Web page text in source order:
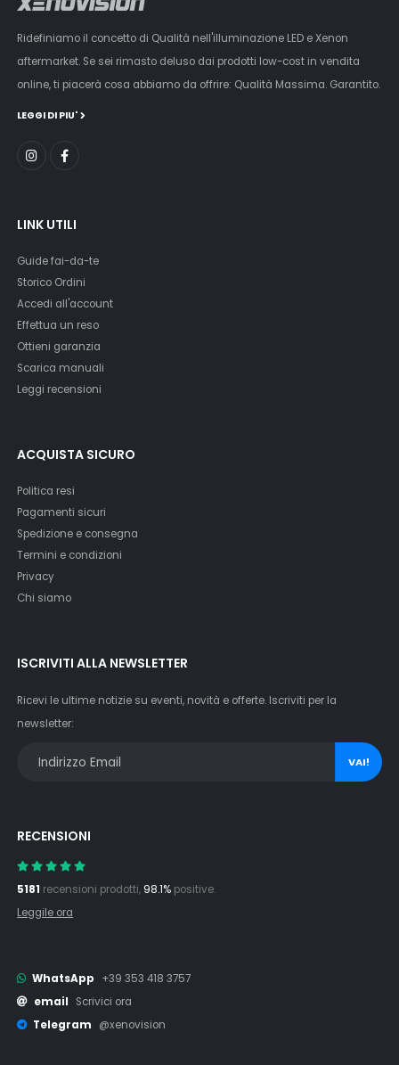
Ridefiniamo il concetto di Qualità nell'illuminazione LED e Xenon
aftermarket. Se sei rimasto deluso dai prodotti low-cost in vendita
online, ti piacerà cosa abbiamo da offrire: Qualità Massima. Garantito.
LEGGI DI PIU'
LINK UTILI
Guide fai-da-te
Storico Ordini
Accedi all'account
Effettua un reso
Ottieni garanzia
Scarica manuali
Leggi recensioni
ACQUISTA SICURO
Politica resi
Pagamenti sicuri
Spedizione e consegna
Termini e condizioni
Privacy
Chi siamo
ISCRIVITI ALLA NEWSLETTER
Ricevi le ultime notizie su eventi, novità e offerte. Iscriviti per la
newsletter:
VAI!
RECENSIONI
5181 recensioni prodotti, 98.1% positive.
Leggile ora
WhatsApp
+39 353 418 3757
email
Scrivici ora
Telegram
@xenovision